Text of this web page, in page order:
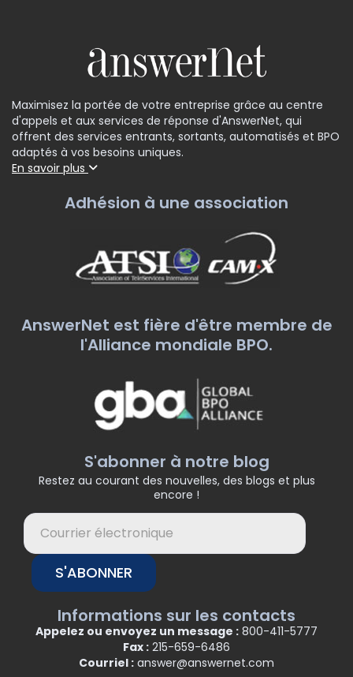
Maximisez la portée de votre entreprise grâce au centre
d'appels et aux services de réponse d'AnswerNet, qui
offrent des services entrants, sortants, automatisés et BPO
adaptés à vos besoins uniques.
En savoir plus
Adhésion à une association
AnswerNet est fière d'être membre de
l'Alliance mondiale BPO.
S'abonner à notre blog
Restez au courant des nouvelles, des blogs et plus
encore !
S'ABONNER
Informations sur les contacts
Appelez ou envoyez un message : 800-411-5777
Fax : 215-659-6486
Courriel : answer@answernet.com